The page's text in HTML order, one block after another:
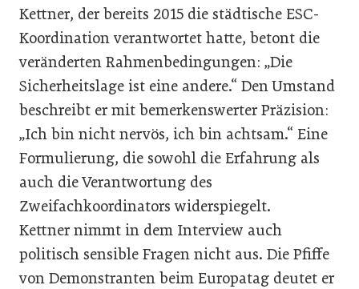
Kettner, der bereits 2015 die städtische ESC-
Koordination verantwortet hatte, betont die
veränderten Rahmenbedingungen: „Die
Sicherheitslage ist eine andere.“ Den Umstand
beschreibt er mit bemerkenswerter Präzision:
„Ich bin nicht nervös, ich bin achtsam.“ Eine
Formulierung, die sowohl die Erfahrung als
auch die Verantwortung des
Zweifachkoordinators widerspiegelt.
Kettner nimmt in dem Interview auch
politisch sensible Fragen nicht aus. Die Pfiffe
von Demonstranten beim Europatag deutet er